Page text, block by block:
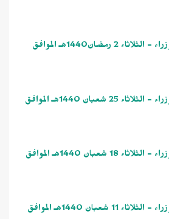
جلسة مجلس الوزراء - الثلاثاء 2 رمضان1440هـ الموافق
جلسة مجلس الوزراء - الثلاثاء 25 شعبان 1440هـ الموافق
جلسة مجلس الوزراء - الثلاثاء 18 شعبان 1440هـ الموافق
جلسة مجلس الوزراء - الثلاثاء 11 شعبان 1440هـ الموافق